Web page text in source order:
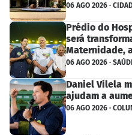
06 AGO 2026 ·
Prédio do
será
Maternidade,
06 AGO 2026 ·
Daniel Vilela
ajudam a
06 AGO 2026 ·